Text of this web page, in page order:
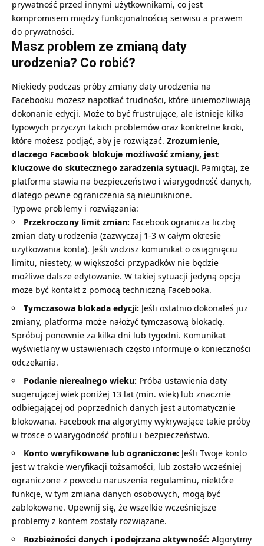
prywatność przed innymi użytkownikami, co jest
kompromisem między funkcjonalnością serwisu a prawem
do prywatności.
Masz problem ze zmianą daty
urodzenia? Co robić?
Niekiedy podczas próby zmiany daty urodzenia na
Facebooku możesz napotkać trudności, które uniemożliwiają
dokonanie edycji. Może to być frustrujące, ale istnieje kilka
typowych przyczyn takich problemów oraz konkretne kroki,
które możesz podjąć, aby je rozwiązać. Zrozumienie,
dlaczego Facebook blokuje możliwość zmiany, jest
kluczowe do skutecznego zaradzenia sytuacji. Pamiętaj, że
platforma stawia na bezpieczeństwo i wiarygodność danych,
dlatego pewne ograniczenia są nieuniknione.
Typowe problemy i rozwiązania:
Przekroczony limit zmian: Facebook ogranicza liczbę
zmian daty urodzenia (zazwyczaj 1-3 w całym okresie
użytkowania konta). Jeśli widzisz komunikat o osiągnięciu
limitu, niestety, w większości przypadków nie będzie
możliwe dalsze edytowanie. W takiej sytuacji jedyną opcją
może być kontakt z pomocą techniczną Facebooka.
Tymczasowa blokada edycji: Jeśli ostatnio dokonałeś już
zmiany, platforma może nałożyć tymczasową blokadę.
Spróbuj ponownie za kilka dni lub tygodni. Komunikat
wyświetlany w ustawieniach często informuje o konieczności
odczekania.
Podanie nierealnego wieku: Próba ustawienia daty
sugerującej wiek poniżej 13 lat (min. wiek) lub znacznie
odbiegającej od poprzednich danych jest automatycznie
blokowana. Facebook ma algorytmy wykrywające takie próby
w trosce o wiarygodność profilu i bezpieczeństwo.
Konto weryfikowane lub ograniczone: Jeśli Twoje konto
jest w trakcie weryfikacji tożsamości, lub zostało wcześniej
ograniczone z powodu naruszenia regulaminu, niektóre
funkcje, w tym zmiana danych osobowych, mogą być
zablokowane. Upewnij się, że wszelkie wcześniejsze
problemy z kontem zostały rozwiązane.
Rozbieżności danych i podejrzana aktywność: Algorytmy